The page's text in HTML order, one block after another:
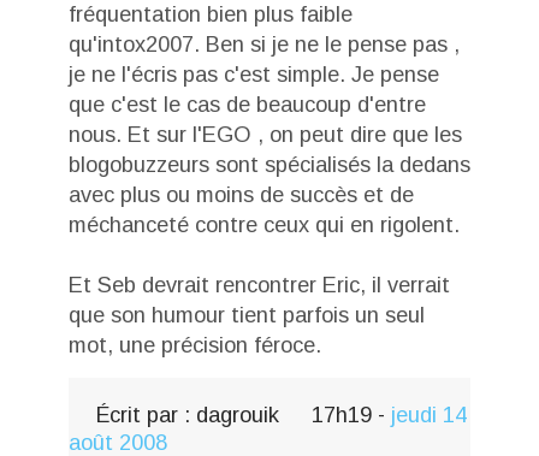
fréquentation bien plus faible
qu'intox2007. Ben si je ne le pense pas ,
je ne l'écris pas c'est simple. Je pense
que c'est le cas de beaucoup d'entre
nous. Et sur l'EGO , on peut dire que les
blogobuzzeurs sont spécialisés la dedans
avec plus ou moins de succès et de
méchanceté contre ceux qui en rigolent.
Et Seb devrait rencontrer Eric, il verrait
que son humour tient parfois un seul
mot, une précision féroce.
Écrit par : dagrouik 17h19 - jeudi 14
août 2008